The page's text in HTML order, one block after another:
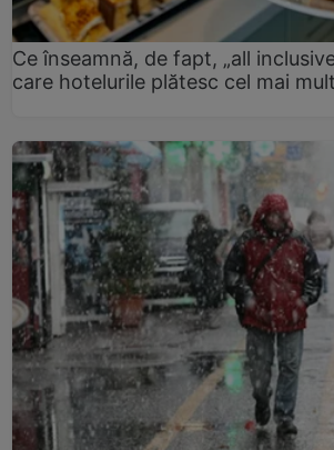
Ce înseamnă, de fapt, „all
care hotelurile plătesc cel mai mult